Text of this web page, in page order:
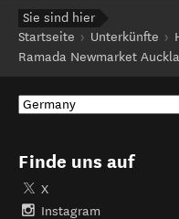
Sie sind hier
Startseite
Unterkünfte
Ramada Newmarket
Finde uns auf
X
Instagram